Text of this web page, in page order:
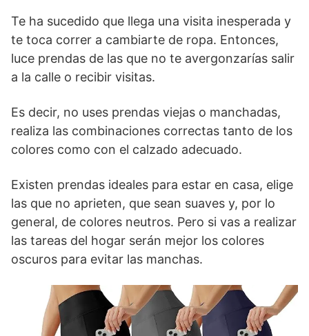
Te ha sucedido que llega una visita inesperada y
te toca correr a cambiarte de ropa. Entonces,
luce prendas de las que no te avergonzarías salir
a la calle o recibir visitas.
Es decir, no uses prendas viejas o manchadas,
realiza las combinaciones correctas tanto de los
colores como con el calzado adecuado.
Existen prendas ideales para estar en casa, elige
las que no aprieten, que sean suaves y, por lo
general, de colores neutros. Pero si vas a realizar
las tareas del hogar serán mejor los colores
oscuros para evitar las manchas.